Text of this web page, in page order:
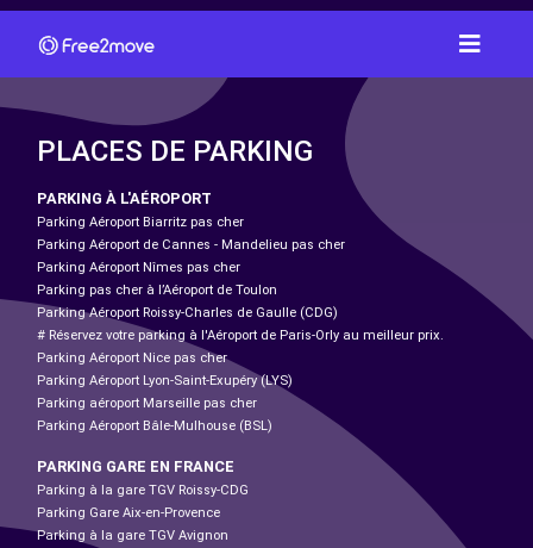
PLACES DE PARKING
PARKING À L'AÉROPORT
Parking Aéroport Biarritz pas cher
Parking Aéroport de Cannes - Mandelieu pas cher
Parking Aéroport Nîmes pas cher
Parking pas cher à l’Aéroport de Toulon
Parking Aéroport Roissy-Charles de Gaulle (CDG)
# Réservez votre parking à l'Aéroport de Paris-Orly au meilleur prix.
Parking Aéroport Nice pas cher
Parking Aéroport Lyon-Saint-Exupéry (LYS)
Parking aéroport Marseille pas cher
Parking Aéroport Bâle-Mulhouse (BSL)
PARKING GARE EN FRANCE
Parking à la gare TGV Roissy-CDG
Parking Gare Aix-en-Provence
Parking à la gare TGV Avignon